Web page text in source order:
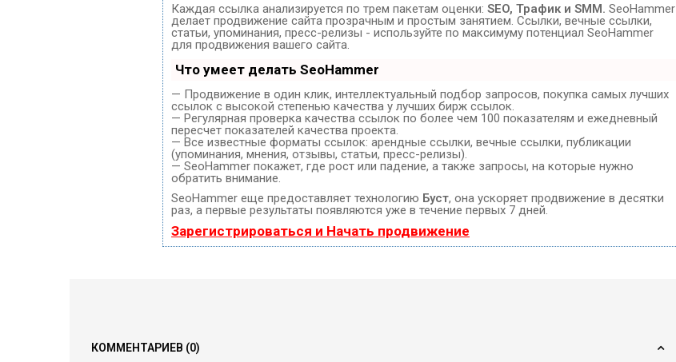
Каждая ссылка анализируется по трем пакетам оценки: SEO, Трафик и SMM. SeoHammer
делает продвижение сайта прозрачным и простым занятием. Ссылки, вечные ссылки,
статьи, упоминания, пресс-релизы - используйте по максимуму потенциал SeoHammer
для продвижения вашего сайта.
Что умеет делать SeoHammer
— Продвижение в один клик, интеллектуальный подбор запросов, покупка самых лучших
ссылок с высокой степенью качества у лучших бирж ссылок.
— Регулярная проверка качества ссылок по более чем 100 показателям и ежедневный
пересчет показателей качества проекта.
— Все известные форматы ссылок: арендные ссылки, вечные ссылки, публикации
(упоминания, мнения, отзывы, статьи, пресс-релизы).
— SeoHammer покажет, где рост или падение, а также запросы, на которые нужно
обратить внимание.
SeoHammer еще предоставляет технологию Буст, она ускоряет продвижение в десятки
раз, а первые результаты появляются уже в течение первых 7 дней.
Зарегистрироваться и Начать продвижение
КОММЕНТАРИЕВ (0)